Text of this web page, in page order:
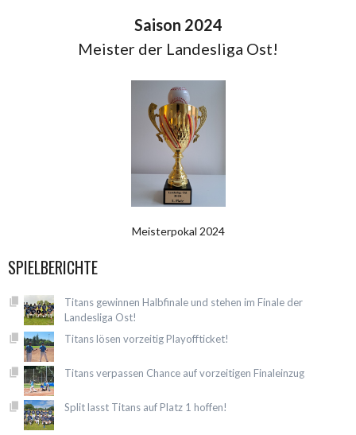
Saison 2024
Meister der Landesliga Ost!
Meisterpokal 2024
SPIELBERICHTE
Titans gewinnen Halbfinale und stehen im Finale der
Landesliga Ost!
Titans lösen vorzeitig Playoffticket!
Titans verpassen Chance auf vorzeitigen Finaleinzug
Split lasst Titans auf Platz 1 hoffen!